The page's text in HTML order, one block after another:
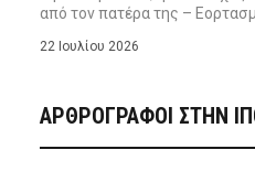
από τον πατέρα της –
22 Ιουλίου 2026
ΑΡΘΡΟΓΡΑΦΟΙ ΣΤΗΝ